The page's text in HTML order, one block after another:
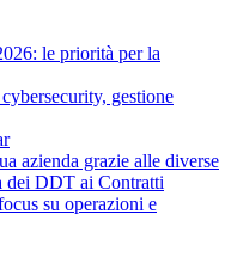
le priorità per la
gestione
azienda grazie alle diverse
dei DDT ai Contratti
su operazioni e